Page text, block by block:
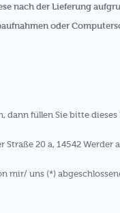
nach der Lieferung
oder
dann füllen Sie bitte
20 a, 14542 Werder
uns (*)